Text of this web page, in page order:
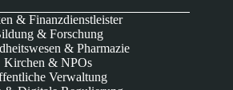
& Finanzdienstleister
& Forschung
& Pharmazie
Kirchen & NPOs
Verwaltung